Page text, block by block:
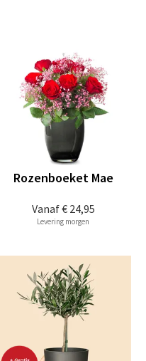
Vanaf€ 24,95
Rozenboeket Mae
Levering morgen